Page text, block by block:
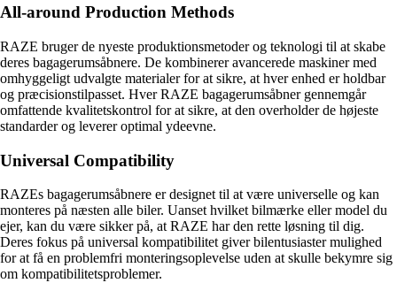
All-around Production Methods
RAZE bruger de nyeste produktionsmetoder og teknologi til at skabe
deres bagagerumsåbnere. De kombinerer avancerede maskiner med
omhyggeligt udvalgte materialer for at sikre, at hver enhed er holdbar
og præcisionstilpasset. Hver RAZE bagagerumsåbner gennemgår
omfattende kvalitetskontrol for at sikre, at den overholder de højeste
standarder og leverer optimal ydeevne.
Universal Compatibility
RAZEs bagagerumsåbnere er designet til at være universelle og kan
monteres på næsten alle biler. Uanset hvilket bilmærke eller model du
ejer, kan du være sikker på, at RAZE har den rette løsning til dig.
Deres fokus på universal kompatibilitet giver bilentusiaster mulighed
for at få en problemfri monteringsoplevelse uden at skulle bekymre sig
om kompatibilitetsproblemer.